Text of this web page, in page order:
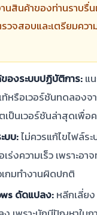
านสินค้าของท่านราบรื่
วจสอบและเตรียมคว
ของระบบปฏิบัติการ:แ
ท้หรือเวอร์ชันทดลอง
เป็นเวอร์ชันล่าสุดเพื่อ
บบ:ไม่ควรแก้ไขไฟล์ระ
เร่งความเร็ว เพราะอ
กมทำงานผิดปกติ
ดัดแปลง:หลีกเลี่ยง